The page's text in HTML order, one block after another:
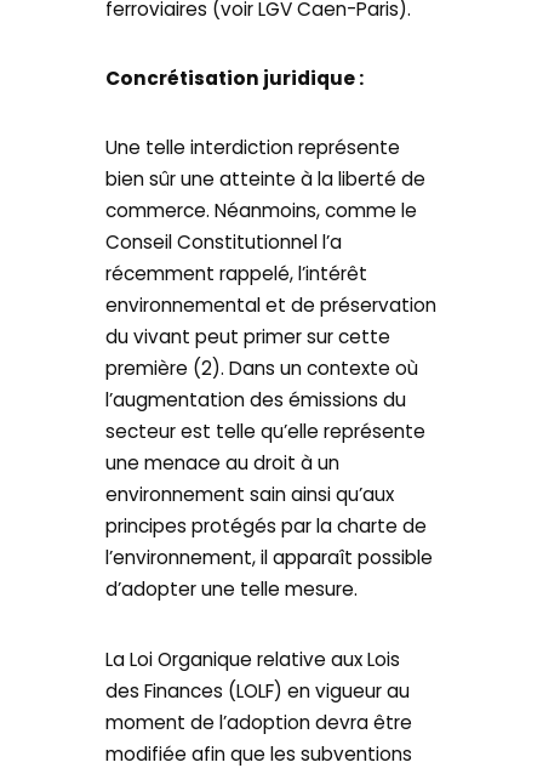
ferroviaires (voir LGV Caen-Paris).
Concrétisation juridique :
Une telle interdiction représente
bien sûr une atteinte à la liberté de
commerce. Néanmoins, comme le
Conseil Constitutionnel l’a
récemment rappelé, l’intérêt
environnemental et de préservation
du vivant peut primer sur cette
première (2). Dans un contexte où
l’augmentation des émissions du
secteur est telle qu’elle représente
une menace au droit à un
environnement sain ainsi qu’aux
principes protégés par la charte de
l’environnement, il apparaît possible
d’adopter une telle mesure.
La Loi Organique relative aux Lois
des Finances (LOLF) en vigueur au
moment de l’adoption devra être
modifiée afin que les subventions